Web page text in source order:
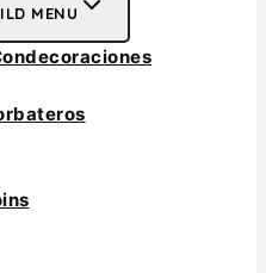
MENU